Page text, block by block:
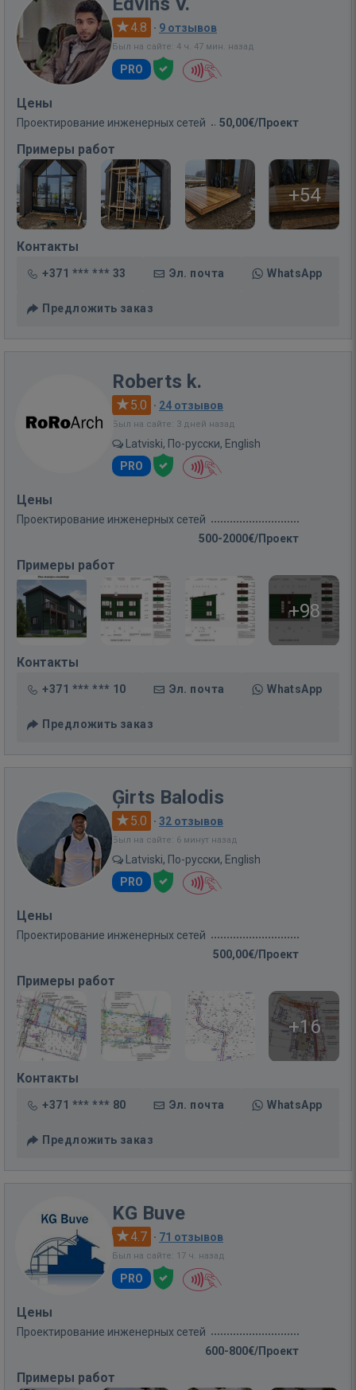
4.8 · 9 отзывов
Был на сайте: 4 ч. 47 мин. назад
PRO
Цены
Проектирование инженерных сетей 50,00€/Проект
Примеры работ
+54
Контакты
+371 *** *** 33 Эл. почта WhatsApp
Предложить заказ
Roberts k.
5.0 · 24 отзывов
Был на сайте: 3 дней назад
Latviski, По-русски, English
PRO
Цены
Проектирование инженерных сетей
500-2000€/Проект
Примеры работ
+98
Контакты
+371 *** *** 10 Эл. почта WhatsApp
Предложить заказ
Ģirts Balodis
5.0 · 32 отзывов
Был на сайте: 6 минут назад
Latviski, По-русски, English
PRO
Цены
Проектирование инженерных сетей
500,00€/Проект
Примеры работ
+16
Контакты
+371 *** *** 80 Эл. почта WhatsApp
Предложить заказ
KG Buve
4.7 · 71 отзывов
Был на сайте: 17 ч. назад
PRO
Цены
Проектирование инженерных сетей
600-800€/Проект
Примеры работ